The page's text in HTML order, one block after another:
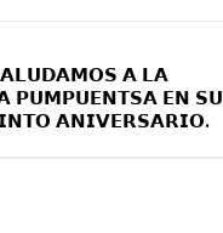
𝗔 𝗟𝗔
𝗣𝗨𝗠𝗣𝗨𝗘𝗡𝗧𝗦𝗔 𝗘𝗡 𝗦𝗨
𝗔𝗡𝗜𝗩𝗘𝗥𝗦𝗔𝗥𝗜𝗢.